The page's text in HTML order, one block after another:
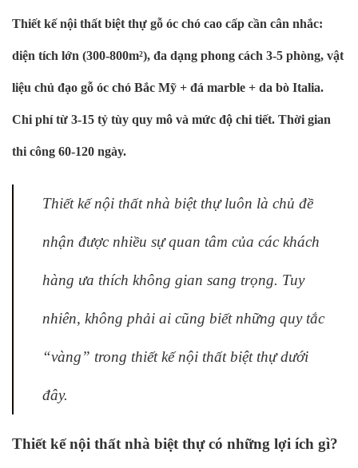
Thiết kế nội thất biệt thự gỗ óc chó cao cấp cần cân nhắc:
diện tích lớn (300-800m²), đa dạng phong cách 3-5 phòng, vật
liệu chủ đạo gỗ óc chó Bắc Mỹ + đá marble + da bò Italia.
Chi phí từ 3-15 tỷ tùy quy mô và mức độ chi tiết. Thời gian
thi công 60-120 ngày.
Thiết kế nội thất nhà biệt thự luôn là chủ đề
nhận được nhiều sự quan tâm của các khách
hàng ưa thích không gian sang trọng. Tuy
nhiên, không phải ai cũng biết những quy tắc
“vàng” trong thiết kế nội thất biệt thự dưới
đây.
Thiết kế nội thất nhà biệt thự có những lợi ích gì?